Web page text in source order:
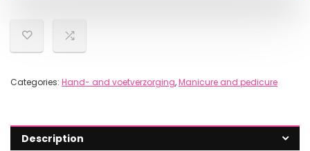
Categories: Hand- and voetverzorging,Manicure and pedicure
Description